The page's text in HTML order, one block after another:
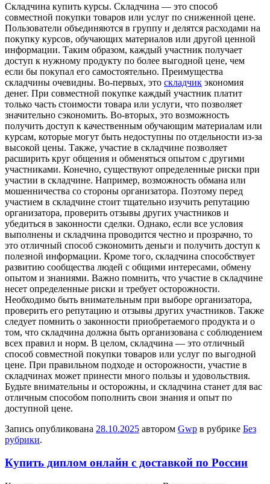
Склaдчинa купить курсы. Склaдчинa — этo способ
совместной покупки товаров или услуг по сниженной цене.
Пользователи объединяются в группу и делятся расходами на
покупку курсов, обучающих материалов или другой ценной
информации. Таким образом, каждый участник получает
доступ к нужному продукту по более выгодной цене, чем
если бы покупал его самостоятельно. Преимущества
складчины очевидны. Во-первых, это складчик экономия
денег. При совместной покупке каждый участник платит
только часть стоимости товара или услуги, что позволяет
значительно сэкономить. Во-вторых, это возможность
получить доступ к качественным обучающим материалам или
курсам, которые могут быть недоступны по отдельности из-за
высокой цены. Также, участие в складчине позволяет
расширить круг общения и обменяться опытом с другими
участниками. Конечно, существуют определенные риски при
участии в складчине. Например, возможность обмана или
мошенничества со стороны организатора. Поэтому перед
участием в складчине стоит тщательно изучить репутацию
организатора, проверить отзывы других участников и
убедиться в законности сделки. Однако, если все условия
выполнены и складчина проводится честно и прозрачно, то
это отличный способ сэкономить деньги и получить доступ к
полезной информации. Кроме того, складчина способствует
развитию сообщества людей с общими интересами, обмену
опытом и знаниями. Важно помнить, что участие в складчине
несет определенные риски и требует осторожности.
Необходимо быть внимательным при выборе организатора,
проверить его репутацию и отзывы других участников. Также
следует помнить о законности приобретаемого продукта и о
том, что складчина должна быть организована с соблюдением
всех правил и норм. В целом, складчина — это отличный
способ совместной покупки товаров или услуг по выгодной
цене. При правильном подходе и осторожности, участие в
складчинах может принести много пользы и удовольствия.
Будьте внимательны и осторожны, и складчина станет для вас
отличным способом пополнить свои знания и опыт по
доступной цене.
Запись опубликована 28.10.2025 автором Gwp в рубрике Без
рубрики.
Купить диплом онлайн с доставкой по России